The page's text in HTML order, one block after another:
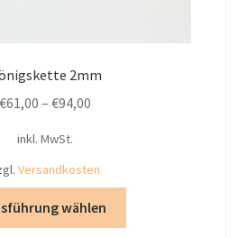
2mm
€61,00 – €94,00
inkl. MwSt.
Versandkosten
wählen